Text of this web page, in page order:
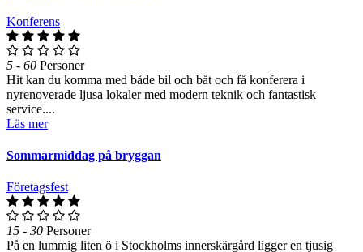
Konferens
5 - 60 Personer
Hit kan du komma med både bil och båt och få konferera i
nyrenoverade ljusa lokaler med modern teknik och fantastisk
service....
Läs mer
Sommarmiddag på bryggan
Företagsfest
15 - 30 Personer
På en lummig liten ö i Stockholms innerskärgård ligger en tjusig